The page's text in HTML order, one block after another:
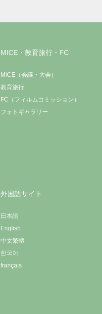
MICE・教育旅行・FC
MICE（会議・大会）
教育旅行
FC（フィルムコミッション）
フォトギャラリー
外国語サイト
日本語
English
中文繁體
한국어
français